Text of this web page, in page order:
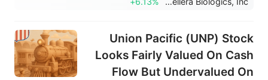
Union Pacific (UNP) Stock
Looks Fairly Valued On Cash
Flow But Undervalued On